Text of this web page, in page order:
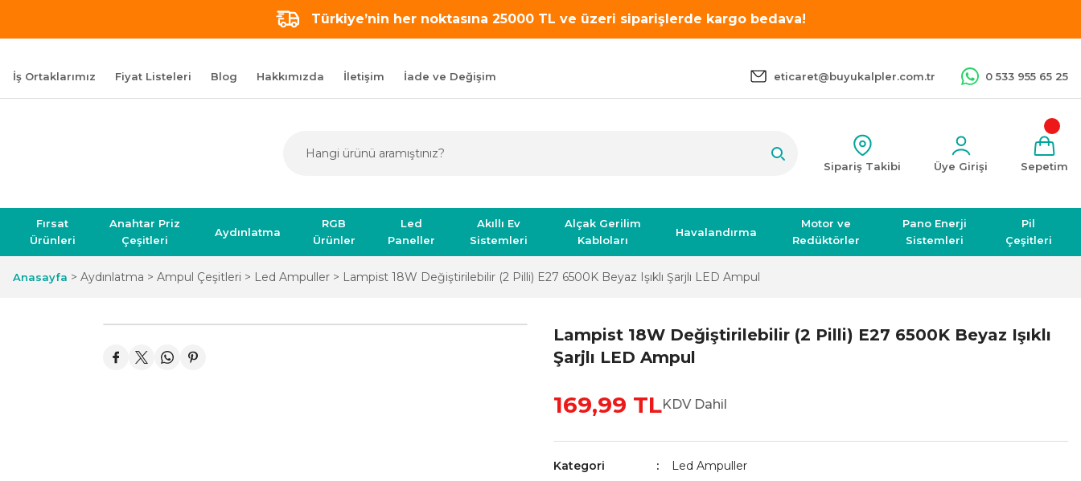
Türkiye’nin her noktasına 25000 TL ve üzeri siparişlerde kargo bedava!
İş Ortaklarımız Fiyat Listeleri Blog Hakkımızda İletişim İade ve Değişim eticaret@buyukalpler.com.tr 0 533 955 65 25
Sipariş Takibi Üye Girişi Sepetim
Fırsat
Ürünleri
Anahtar Priz
Çeşitleri
Aydınlatma
RGB
Ürünler
Led
Paneller
Akıllı Ev
Sistemleri
Alçak Gerilim
Kabloları
Havalandırma
Motor ve
Redüktörler
Pano Enerji
Sistemleri
Pil
Çeşitleri
Anasayfa Aydınlatma Ampul Çeşitleri Led Ampuller Lampist 18W Değiştirilebilir (2 Pilli) E27 6500K Beyaz Işıklı Şarjlı LED Ampul
Lampist 18W Değiştirilebilir (2 Pilli) E27 6500K Beyaz Işıklı
Şarjlı LED Ampul
169,99 TLKDV Dahil
Kategori
Led Ampuller